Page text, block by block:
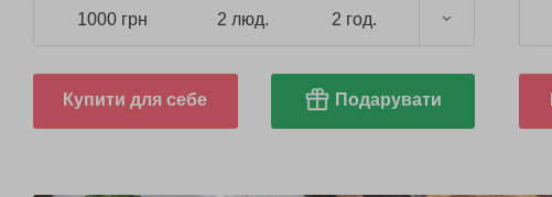
1000 грн 2 люд. 2 год.
Купити для себе Подарувати